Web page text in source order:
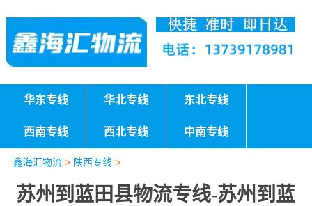
华东专线 华北专线 东北专线
西南专线 西北专线 中南专线
鑫海汇物流> 陕西专线 >
苏州到蓝田县物流专线-苏州到蓝